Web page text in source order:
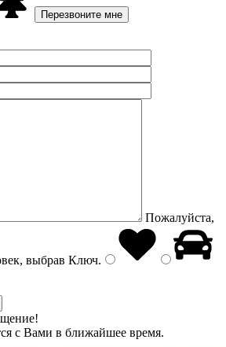
Пожалуйста,
выбрав Ключ.
с Вами в ближайшее время.